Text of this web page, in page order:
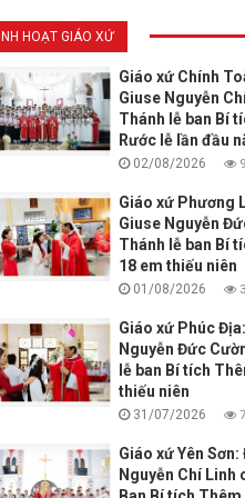
HOẠT GIÁO XỨ
Giáo xứ Chính
Giuse Nguyễn
Thánh lễ ban Bí
Rước lễ lần đầu
02/08/2026
Giáo xứ Phương
Giuse Nguyễn
Thánh lễ ban Bí
18 em thiếu niên
01/08/2026
Giáo xứ Phúc
Nguyễn Đức
lễ ban Bí tích
thiếu niên
31/07/2026
Giáo xứ Yên
Nguyễn Chí Linh